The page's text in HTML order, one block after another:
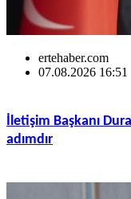
ertehaber.com
07.08.2026 16:51
İletişim Başkanı
adımdır